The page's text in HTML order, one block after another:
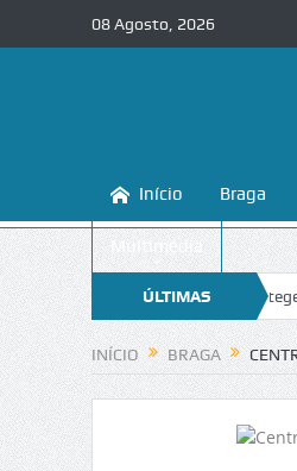
08 Agosto, 2026
Início Braga
Multimédia
ÚLTIMAS
NOTÍCIAS
ensina a conhecer e proteger as
INÍCIO BRAGA